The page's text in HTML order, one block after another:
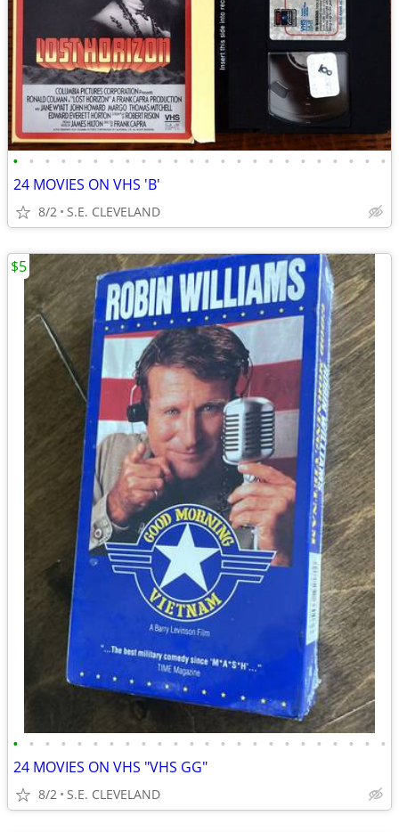
• • • • • • • • • • • • • • • • • • • • • • • •
24 MOVIES ON VHS 'B'
8/2 S.E. CLEVELAND
• • • • • • • • • • • • • • • • • • • • • • • •
24 MOVIES ON VHS "VHS GG"
8/2 S.E. CLEVELAND
$5